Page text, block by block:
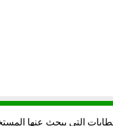
التي يبحث عنها